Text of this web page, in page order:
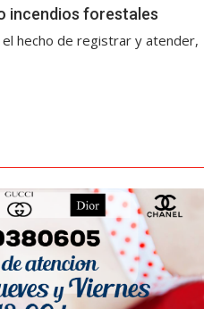
incendios forestales
el hecho de registrar y atender,